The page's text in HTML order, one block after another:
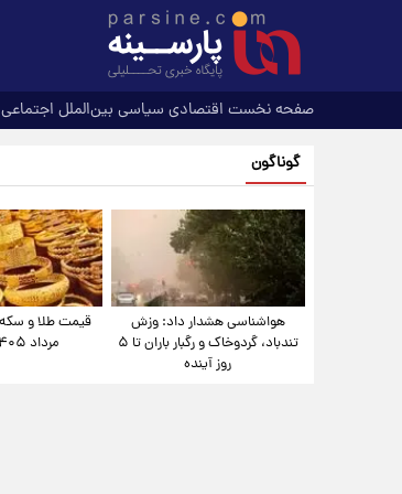
صفحه نخست اقتصادی سیاسی بین‌الملل اجتماعی
گوناگون
هواشناسی هشدار داد: وزش
تندباد، گردوخاک و رگبار باران تا ۵
روز آینده
مرداد ۱۴۰۵ +جدول